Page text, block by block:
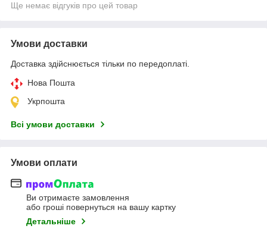
Ще немає відгуків про цей товар
Умови доставки
Доставка здійснюється тільки по передоплаті.
Нова Пошта
Укрпошта
Всі умови доставки
Умови оплати
Ви отримаєте замовлення
або гроші повернуться на вашу картку
Детальніше